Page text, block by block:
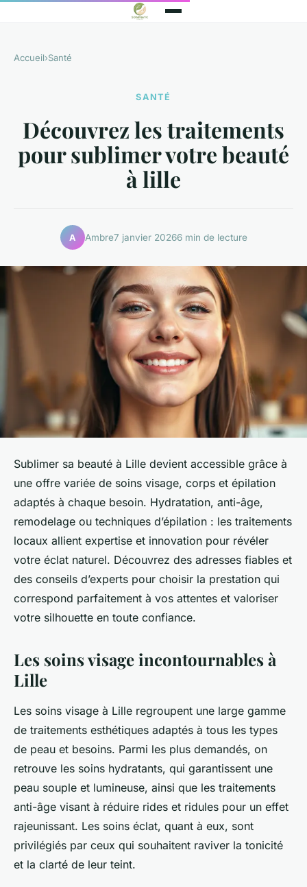
Accueil›Santé
SANTÉ
Découvrez les traitements
pour sublimer votre beauté
à lille
A Ambre7 janvier 20266 min de lecture
Sublimer sa beauté à Lille devient accessible grâce à
une offre variée de soins visage, corps et épilation
adaptés à chaque besoin. Hydratation, anti-âge,
remodelage ou techniques d’épilation : les traitements
locaux allient expertise et innovation pour révéler
votre éclat naturel. Découvrez des adresses fiables et
des conseils d’experts pour choisir la prestation qui
correspond parfaitement à vos attentes et valoriser
votre silhouette en toute confiance.
Les soins visage incontournables à
Lille
Les soins visage à Lille regroupent une large gamme
de traitements esthétiques adaptés à tous les types
de peau et besoins. Parmi les plus demandés, on
retrouve les soins hydratants, qui garantissent une
peau souple et lumineuse, ainsi que les traitements
anti-âge visant à réduire rides et ridules pour un effet
rajeunissant. Les soins éclat, quant à eux, sont
privilégiés par ceux qui souhaitent raviver la tonicité
et la clarté de leur teint.